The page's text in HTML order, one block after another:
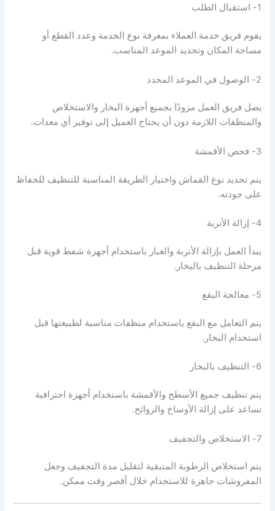
1- استقبال الطلب
يقوم فريق خدمة العملاء بمعرفة نوع الخدمة وعدد القطع أو
مساحة المكان وتحديد الموعد المناسب.
2- الوصول في الموعد المحدد
يصل فريق العمل مزودًا بجميع أجهزة البخار والاستخلاص
والمنظفات اللازمة دون أن يحتاج العميل إلى توفير أي معدات.
3- فحص الأقمشة
يتم تحديد نوع القماش واختيار الطريقة المناسبة للتنظيف للحفاظ
على جودته.
4- إزالة الأتربة
يبدأ العمل بإزالة الأتربة والغبار باستخدام أجهزة شفط قوية قبل
مرحلة التنظيف بالبخار.
5- معالجة البقع
يتم التعامل مع البقع باستخدام منظفات مناسبة لطبيعتها قبل
استخدام البخار.
6- التنظيف بالبخار
يتم تنظيف جميع الأسطح والأقمشة باستخدام أجهزة احترافية
تساعد على إزالة الأوساخ والروائح.
7- الاستخلاص والتجفيف
يتم استخلاص الرطوبة المتبقية لتقليل مدة التجفيف وجعل
المفروشات جاهزة للاستخدام خلال أقصر وقت ممكن.